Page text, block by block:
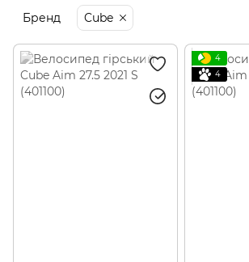
Бренд Cube
4
4